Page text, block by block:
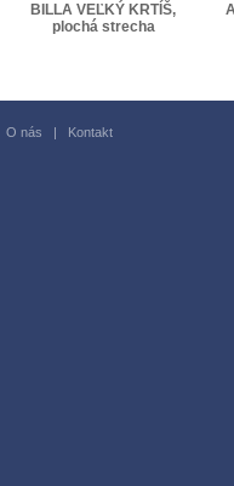
BILLA VEĽKÝ KRTÍŠ,
plochá strecha
O nás | Kontakt